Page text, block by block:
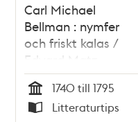
Carl Michael
Bellman : nymfer
och friskt kalas /
Edvard Matz
Tid
1740 till 1795
Litteraturtips